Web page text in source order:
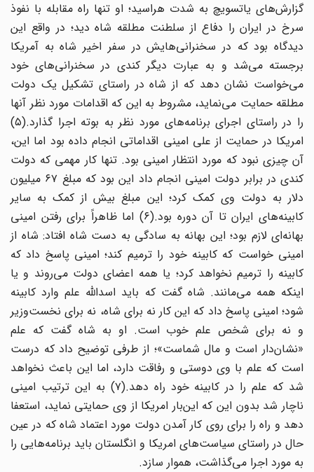
گزارش‌های یاتسویچ به شدت هراسید؛ او تنها راه مقابله با نفوذ
سرخ در ایران را دفاع از سلطنت مطلقه شاه دید؛ در واقع این
دیدگاه بود که در سخنرانی‌هایش در سفر اخیر شاه به آمریکا
برجسته می‌شد و به عبارت دیگر کندی در سخنرانی‌های خود
می‌خواست نشان دهد که از شاه در راستای تشکیل یک دولت
مطلقه حمایت می‌نماید، مشروط به این که اقدامات مورد نظر آنها
را در راستای اجرای برنامه‌های مورد نظر به بوته اجرا گذارد.(۵)
امریکا در حمایت از علی امینی اقداماتی انجام داده بود اما این،
آن چیزی نبود که مورد انتظار امینی بود. تنها کار مهمی که دولت
کندی در برابر دولت امینی انجام داد این بود که مبلغ ۶۷ میلیون
دلار به دولت وی کمک کرد؛ این مبلغ بیش از کمک به سایر
کابینه‌های ایران تا آن دوره بود.(۶) اما ظاهراً برای رفتن امینی
بهانه‌ای لازم بود؛ این بهانه به سادگی به دست شاه افتاد: شاه از
امینی خواست که کابینه خود را ترمیم کند؛ امینی پاسخ داد که
کابینه را ترمیم نخواهد کرد؛ یا همه اعضای دولت می‌روند و یا
اینکه همه می‌مانند. شاه گفت که باید اسدالله علم وارد کابینه
شود؛ امینی پاسخ داد که این کار نه برای شاه، نه برای نخست‌وزیر
و نه برای شخص علم خوب است. او به شاه گفت که علم
«نشان‌دار است و مال شماست»؛ از طرفی توضیح داد که درست
است که علم با وی دوستی و رفاقت دارد، اما این باعث نخواهد
شد که علم را در کابینه خود راه دهد.(۷) به این ترتیب امینی
ناچار شد بدون این که این‌بار امریکا از وی حمایتی نماید، استعفا
دهد و راه را برای روی کار آمدن دولت مورد اعتماد شاه که در عین
حال در راستای سیاست‌های امریکا و انگلستان باید برنامه‌هایی را
به مورد اجرا می‌گذاشت، هموار سازد.